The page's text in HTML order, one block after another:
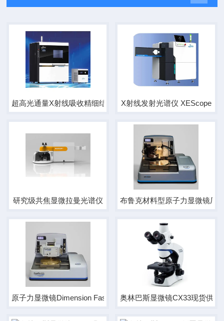
超高光通量X射线吸收精细结构谱仪X射线发射光谱仪 XEScope
研究级共焦显微拉曼光谱仪 布鲁克材料型原子力显微镜厂
原子力显微镜Dimension FastScan厂家奥林巴斯显微镜CX33现货供应